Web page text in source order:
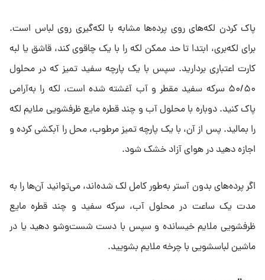
پاک کردن لکه‌های روی پرده‌ها مشابه با لکه‌گیری روی لباس است.
برای لکه‌بری، ابتدا تا حد ممکن لکه را با یک چاقوی کند، قاشق یا لبه
کارت اعتباری بردارید. سپس با یک پارچه سفید تمیز که در محلول
۵۰/۵۰ سرکه سفید مقطر و آب آغشته شده است، لکه را به‌آرامی
پاک کنید. دوباره با محلول آب و چند قطره مایع ظرفشویی ملایم لکه
را بمالید. پس از آن، با یک پارچه تمیز مرطوب، محل را آبکشی کرده و
اجازه دهید در هوای آزاد خشک شود.
اگر پرده‌های بدون آستر به‌طور کامل لک شده‌اند، می‌توانید آن‌ها را به
مدت یک ساعت در محلول آب، سرکه سفید و چند قطره مایع
ظرفشویی ملایم خیسانده و سپس با دست شست‌وشو دهید یا در
ماشین لباسشویی با چرخه ملایم بشویید.